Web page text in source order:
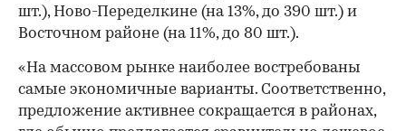
шт.), Ново-Переделкине (на 13%, до 390 шт.) и
Восточном районе (на 11%, до 80 шт.).
«На массовом рынке наиболее востребованы
самые экономичные варианты. Соответственно,
предложение активнее сокращается в районах,